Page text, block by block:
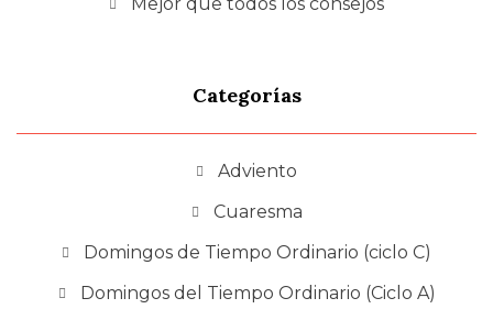
Categorías
Adviento
Cuaresma
Domingos de Tiempo Ordinario (ciclo C)
Domingos del Tiempo Ordinario (Ciclo A)